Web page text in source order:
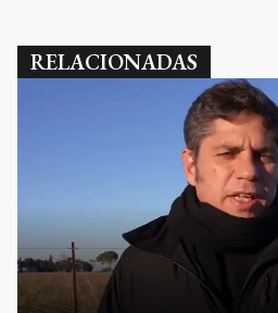
RELACIONADAS